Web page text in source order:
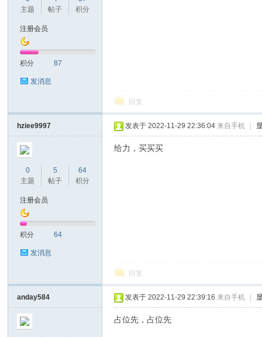
主题
帖子
积分
注册会员
积分 87
发消息
回复
hziee9997
0
主题
5
帖子
64
积分
注册会员
积分 64
发消息
发表于 2022-11-29 22:36:04 来自手机
给力，买买买
回复
anday584 发表于 2022-11-29 22:39:16 来自手机
占位先，占位先